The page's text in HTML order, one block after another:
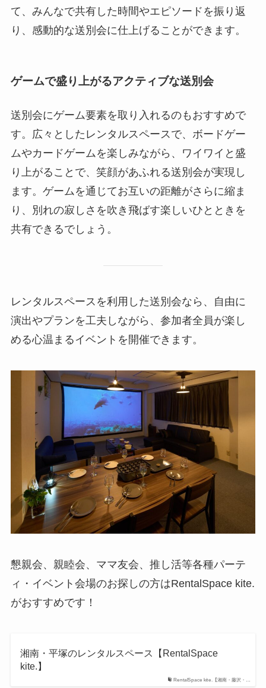
て、みんなで共有した時間やエピソードを振り返
り、感動的な送別会に仕上げることができます。
ゲームで盛り上がるアクティブな送別会
送別会にゲーム要素を取り入れるのもおすすめで
す。広々としたレンタルスペースで、ボードゲー
ムやカードゲームを楽しみながら、ワイワイと盛
り上がることで、笑顔があふれる送別会が実現し
ます。ゲームを通じてお互いの距離がさらに縮ま
り、別れの寂しさを吹き飛ばす楽しいひとときを
共有できるでしょう。
レンタルスペースを利用した送別会なら、自由に
演出やプランを工夫しながら、参加者全員が楽し
める心温まるイベントを開催できます。
懇親会、親睦会、ママ友会、推し活等各種パーテ
ィ・イベント会場のお探しの方はRentalSpace kite.
がおすすめです！
RentalSpace kite.【湘南・藤沢・…
湘南・平塚のレンタルスペース【RentalSpace
kite.】